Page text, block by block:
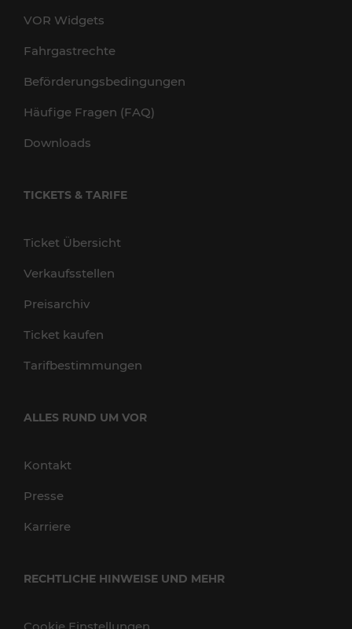
VOR Widgets
Fahrgastrechte
Beförderungsbedingungen
Häufige Fragen (FAQ)
Downloads
TICKETS & TARIFE
Ticket Übersicht
Verkaufsstellen
Preisarchiv
Ticket kaufen
Tarifbestimmungen
ALLES RUND UM VOR
Kontakt
Presse
Karriere
RECHTLICHE HINWEISE UND MEHR